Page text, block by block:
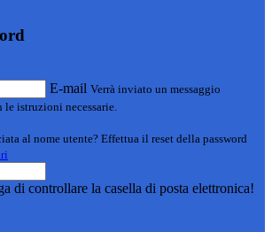
E-mail Verrà inviato un messaggio
istruzioni necessarie.
al nome utente? Effettua il reset della password
di controllare la casella di posta elettronica!